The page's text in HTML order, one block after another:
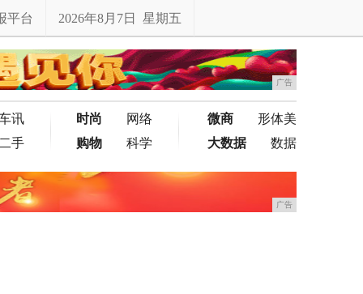
平台 2026年8月7日 星期五
广告
讯
手
时尚
网络
购物
科学
微商
形体美
大数据
数据
广告